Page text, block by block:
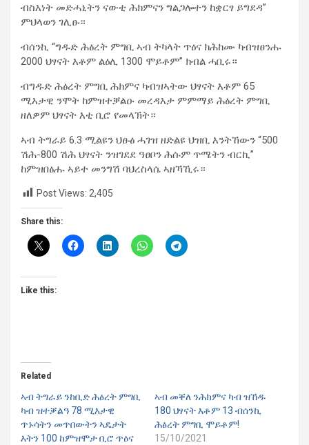
ብስእነት መድሓኒትን ናውቲ ሕክምናን ግልጋሎተን ከቋርፃ ይግደዳ”
ምህላወን ገሊፁ።
ብሰንኪ “ግዱድ ሕፅረት ምግቢ ኣብ ትካላት ጥዕና ክሕከሙ ካብዝፀንሑ
2000 ህፃናት እቶም ልዕሊ 1300 ሞይቶም” ክብል ሓቢሩ።
ብግዱድ ሕፅረት ምግቢ ሕክምና ካብዝኣትው ህፃናት እቶም 65
ሚእታዊ ንሞት ከምዝተቓልዑ መረዳእታ ምምማይ ሕፅረት ምግቢ
ዘለዎም ህፃናት እቲ ቢሮ የመላኽት።
ኣብ ትግራይ 6.3 ሚልዩን ህፁፅ ሓገዝ ዘድልዩ ህዝቢ እንትኸውን “500
ሽሕ-800 ሽሕ ህፃናት ንዝገደደ ዓፀቦን ሕሱም ጥሜትን ብርኪ”
ከምዝበፅሑ ኣይተ መንግሽ ባህረስላሴ ኣዘኻኺሩ።
Post Views: 2,405
Share this:
Like this:
Related
ኣብ ትግራይ ንከቢድ ሕፅረት ምግቢ
ካብ ዝተቓልዓ 78 ሚእታዊ
ጥኑሳትን መጥበውትን ኣዴታት
እትን 100 ከምዝሞታ ቢሮ ጥዕና
ኣብ መቐለ ንሕክምና ካብ ዝኸዱ
180 ህፃናት እቶም 13 ብሰንኪ
ሕፅረት ምግቢ ሞይቶም!
15/10/2021